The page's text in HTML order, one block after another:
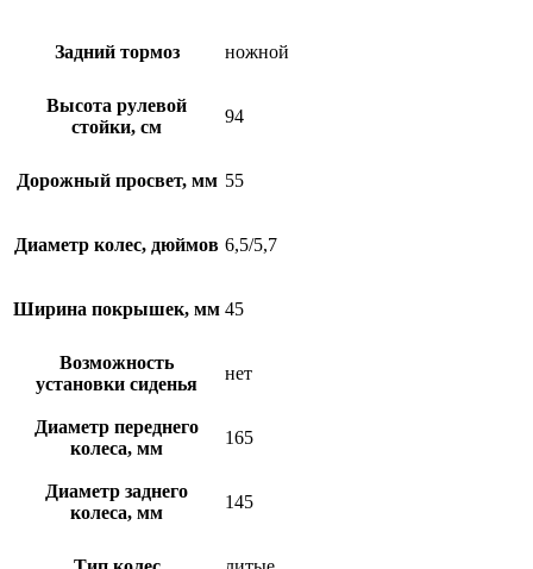
Задний тормоз ножной
Высота рулевой
стойки, см
94
Дорожный просвет, мм 55
Диаметр колес, дюймов 6,5/5,7
Ширина покрышек, мм 45
Возможность
установки сиденья
нет
Диаметр переднего
колеса, мм
165
Диаметр заднего
колеса, мм
145